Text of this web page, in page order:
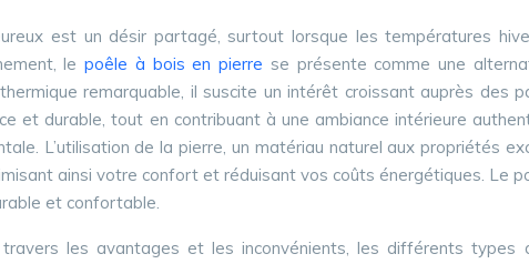
est un désir partagé, surtout lorsque les températures
le poêle à bois en pierre se présente comme une
remarquable, il suscite un intérêt croissant auprès
et durable, tout en contribuant à une ambiance intérieure
L’utilisation de la pierre, un matériau naturel aux propriétés
ainsi votre confort et réduisant vos coûts énergétiques. Le
et confortable.
les avantages et les inconvénients, les différents types